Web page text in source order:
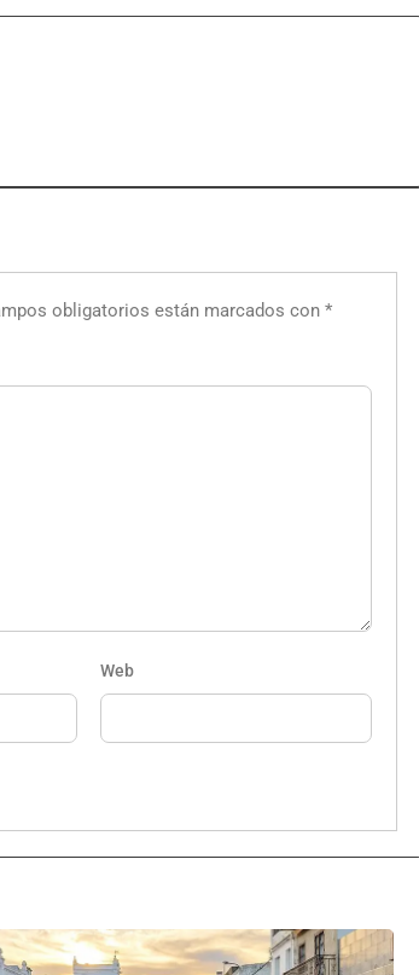
obligatorios están marcados con *
Web